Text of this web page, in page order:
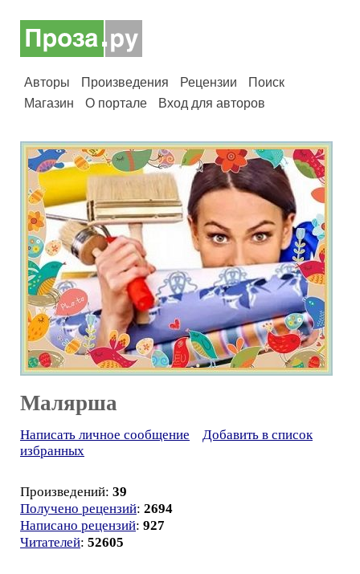
Авторы Произведения Рецензии
Поиск
Магазин
О портале Вход для авторов
Малярша
Написать личное сообщение
Добавить в список
избранных
Произведений: 39
Получено рецензий: 2694
Написано рецензий: 927
Читателей: 52605